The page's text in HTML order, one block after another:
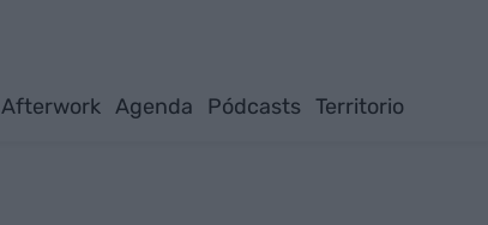
Afterwork Agenda Pódcasts Territorio